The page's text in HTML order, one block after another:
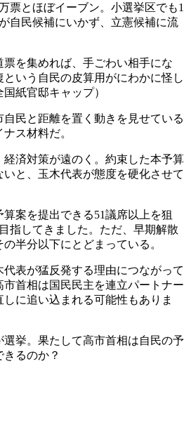
票とほぼイーブン。小選挙区でも1
自民候補にいかず、立憲候補に流
を集めれば、手ごわい相手にな
いう自民の皮算用がにわかに怪し
紙官邸キャップ）
民と距離を置く動きを見せている
ス材料だ。
経済対策が遠のく。約束した本予算
と、玉木代表が態度を硬化させて
案を提出できる51議席以上を狙
指してきました。ただ、早期解散
半分以下にとどまっている。
表が猛反発する理由につながって
首相は国民民主を連立パートナー
に追い込まれる可能性もありま
挙。果たして高市首相は自民の予
るのか？